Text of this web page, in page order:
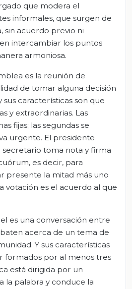
que modera el
informales, que surgen de
sin acuerdo previo ni
intercambiar los puntos
armoniosa.
es la reunión de
de tomar alguna decisión
características son que
y extraordinarias. Las
fijas; las segundas se
urgente. El presidente
secretario toma nota y firma
es decir, para
presente la mitad más uno
votación es el acuerdo al que
es una conversación entre
acerca de un tema de
Y sus características
formados por al menos tres
está dirigida por un
la palabra y conduce la